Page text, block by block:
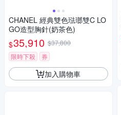
CHANEL 經典雙色琺瑯雙C LO
GO造型胸針(奶茶色)
$35,910 $37,800
限時下殺
券
加入購物車